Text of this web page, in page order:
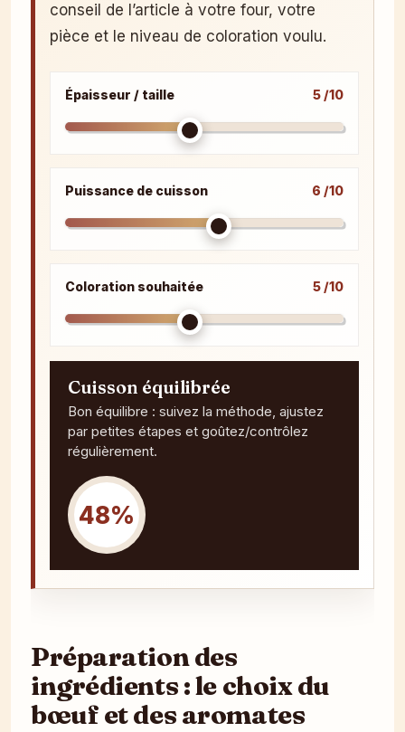
conseil de l’article à votre four, votre
pièce et le niveau de coloration voulu.
Épaisseur / taille 5 /10
Puissance de cuisson 6 /10
Coloration souhaitée 5 /10
Cuisson équilibrée
Bon équilibre : suivez la méthode, ajustez
par petites étapes et goûtez/contrôlez
régulièrement.
48%
Préparation des
ingrédients : le choix du
bœuf et des aromates